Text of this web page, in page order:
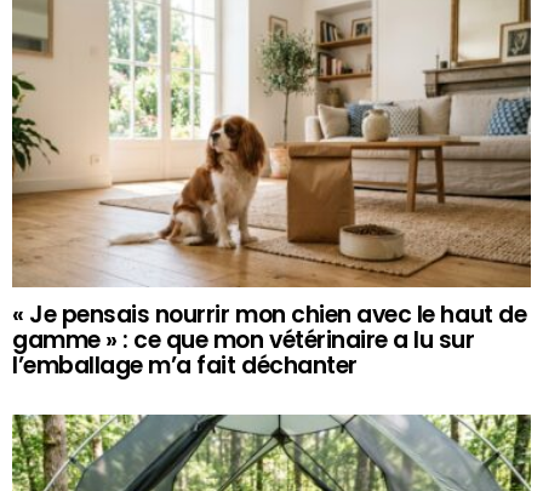
« Je pensais nourrir mon chien avec le haut de
gamme » : ce que mon vétérinaire a lu sur
l’emballage m’a fait déchanter